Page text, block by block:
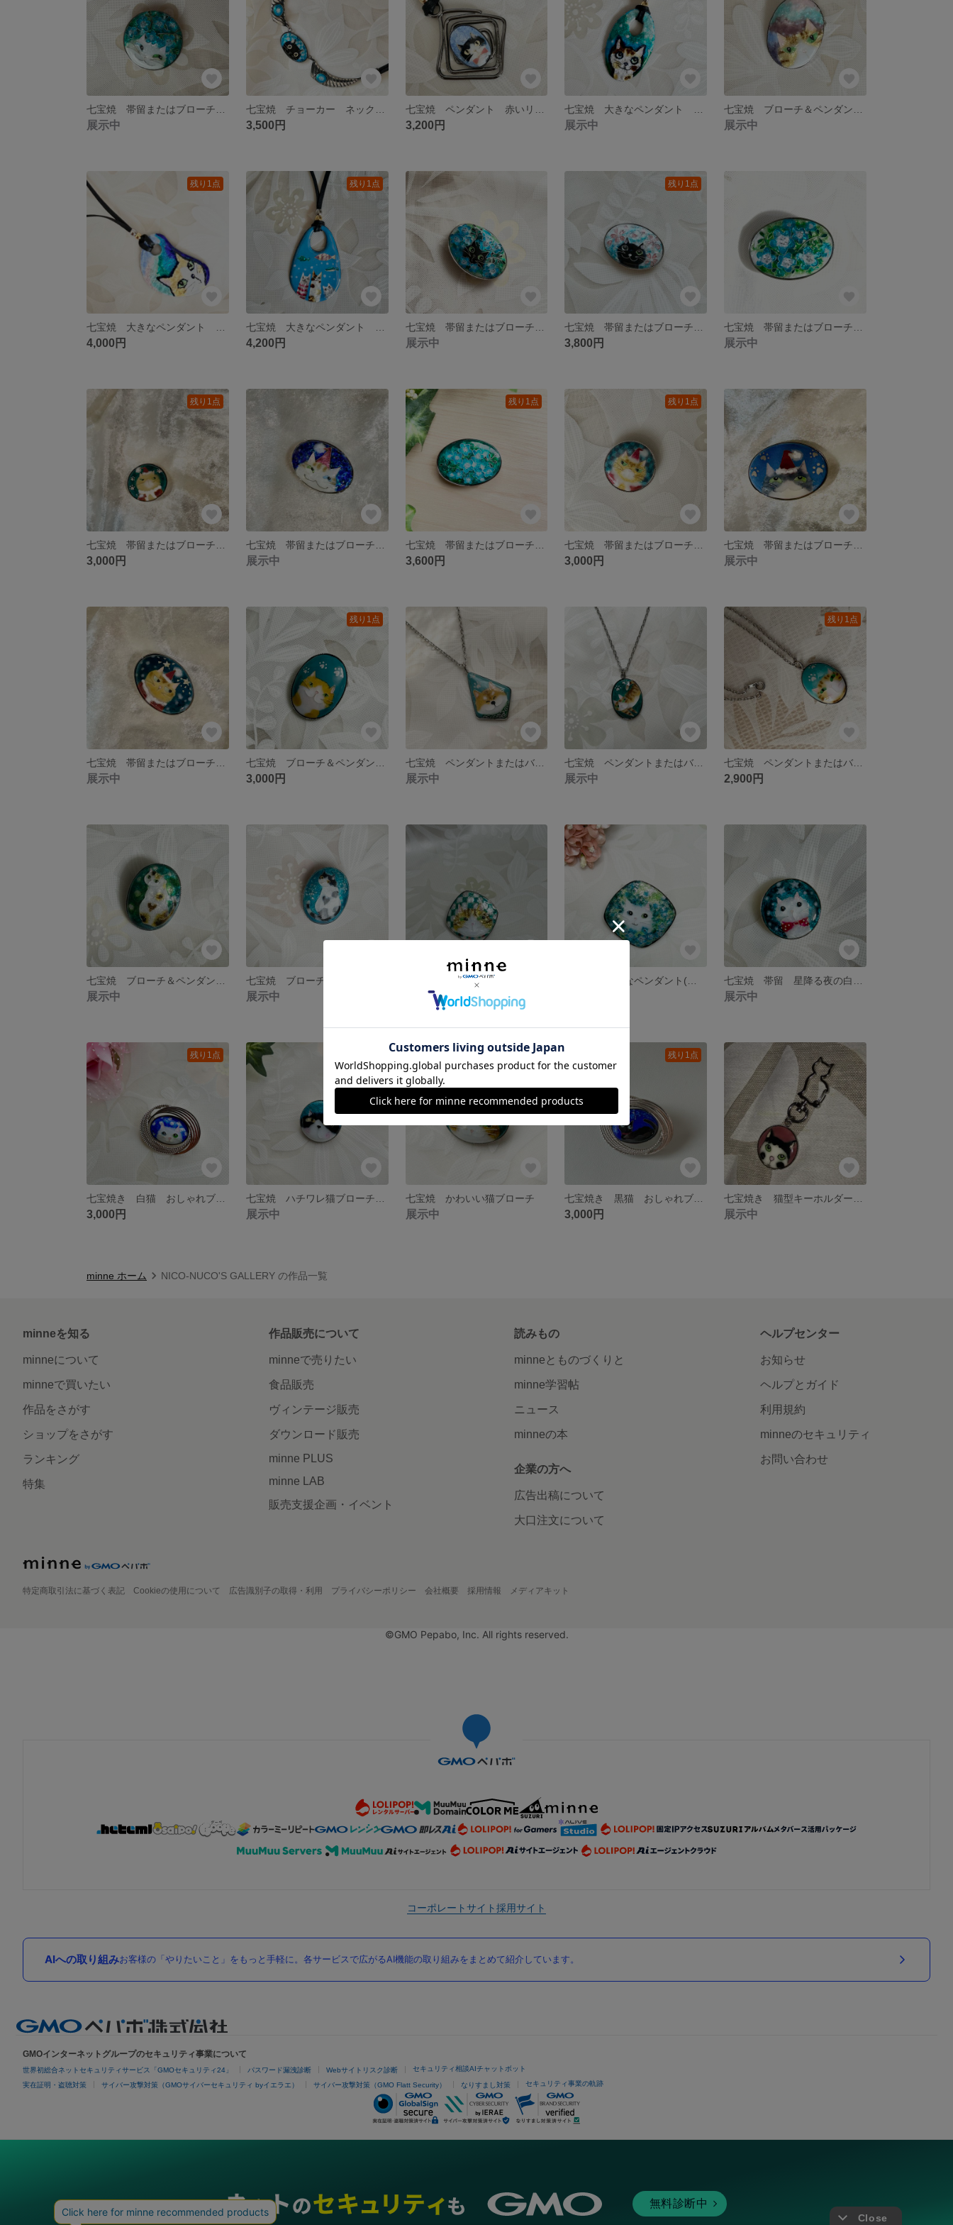
展示中 3,500円 3,200円 展示中 展示中
残り1点
4,000円
残り1点
4,200円 展示中
残り1点
3,800円 展示中
残り1点
3,000円 展示中
残り1点
3,600円
残り1点
3,000円 展示中
展示中
残り1点
3,000円
七宝焼 ペンダントまたはバッグチャーム 唐草模様のバンダナを巻いた柴犬
展示中 展示中
残り1点
2,900円
展示中 展示中 展示中 展示中
残り1点
3,000円 展示中
七宝焼 かわいい猫ブローチ
展示中
残り1点
3,000円 展示中
minne ホーム NICO-NUCO'S GALLERY の作品一覧
minneを知る
minneについて
minneで買いたい
作品をさがす
ショップをさがす
ランキング
特集
作品販売について
minneで売りたい
食品販売
ヴィンテージ販売
ダウンロード販売
minne PLUS
minne LAB
販売支援企画・イベント
読みもの
minneとものづくりと
minne学習帖
ニュース
minneの本
企業の方へ
広告出稿について
大口注文について
ヘルプセンター
お知らせ
ヘルプとガイド
利用規約
minneのセキュリティ
お問い合わせ
特定商取引法に基づく表記 Cookieの使用について 広告識別子の取得・利用 プライバシーポリシー 会社概要 採用情報 メディアキット
©GMO Pepabo, Inc. All rights reserved.
コーポレートサイト採用サイト
AIへの取り組みお客様の「やりたいこと」をもっと手軽に。各サービスで広がるAI機能の取り組みをまとめて紹介しています。
GMOインターネットグループのセキュリティ事業について
世界初総合ネットセキュリティサービス「GMOセキュリティ24」 パスワード漏洩診断 Webサイトリスク診断 セキュリティ相談AIチャットボット
実在証明・盗聴対策 サイバー攻撃対策（GMOサイバーセキュリティ byイエラエ） サイバー攻撃対策（GMO Flatt Security） なりすまし対策 セキュリティ事業の軌跡
無料診断中